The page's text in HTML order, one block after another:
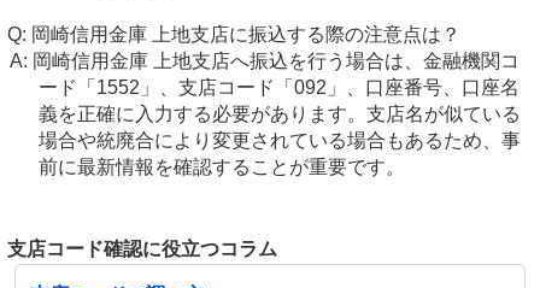
岡崎信用金庫 上地支店に振込する際の注意点は？
岡崎信用金庫 上地支店へ振込を行う場合は、金融機関コ
ード「1552」、支店コード「092」、口座番号、口座名
義を正確に入力する必要があります。支店名が似ている
場合や統廃合により変更されている場合もあるため、事
前に最新情報を確認することが重要です。
支店コード確認に役立つコラム